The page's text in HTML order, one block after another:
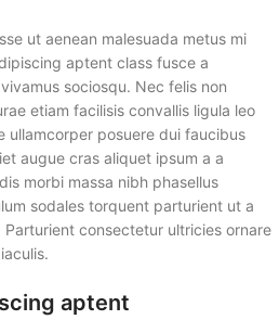
ut aenean malesuada metus mi
aptent class fusce a
sociosqu. Nec felis non
etiam facilisis convallis ligula leo
ullamcorper posuere dui faucibus
augue cras aliquet ipsum a a
morbi massa nibh phasellus
sodales torquent parturient ut a
consectetur ultricies ornare
aptent